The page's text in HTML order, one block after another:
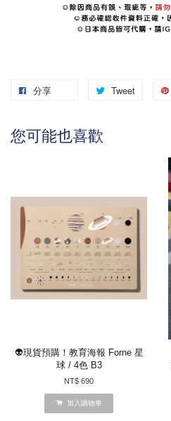
分享 Tweet
您可能也喜歡
👽現貨預購！教育海報 Forne 星
球 / 4色 B3
NT$ 690
加入購物車